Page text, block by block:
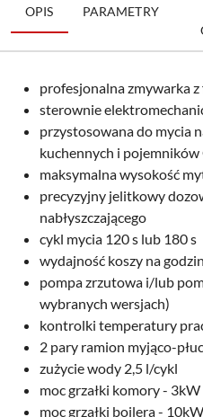
OPIS PARAMETRY
profesjonalna zmywarka
sterownie
przystosowana do mycia
kuchennych i pojemników
maksymalna wysokość
precyzyjny jelitkowy
nabłyszczającego
cykl mycia 120 s lub 180 s
wydajność koszy na
pompa zrzutowa i/lub
wybranych wersjach)
kontrolki temperatury
2 pary ramion myjąco-
zużycie wody 2,5 l/cykl
moc grzałki komory - 3kW
moc grzałki bojlera - 10kW